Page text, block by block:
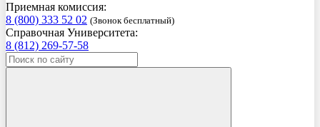
Приемная комиссия:
8 (800) 333 52 02 (Звонок бесплатный)
Справочная Университета:
8 (812) 269-57-58